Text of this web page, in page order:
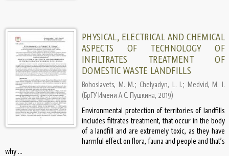
PHYSICAL, ELECTRICAL AND CHEMICAL
ASPECTS OF TECHNOLOGY OF
INFILTRATES TREATMENT OF
DOMESTIC WASTE LANDFILLS
Bohoslavets, M. M.; Chelyadyn, L. I.; Medvid, M. I.
(БрГУ Имени А.С. Пушкина, 2019)
Environmental protection of territories of landfills
includes filtrates treatment, that occur in the body
of a landfill and are extremely toxic, as they have
harmful effect on flora, fauna and people and thatʼs
why ...